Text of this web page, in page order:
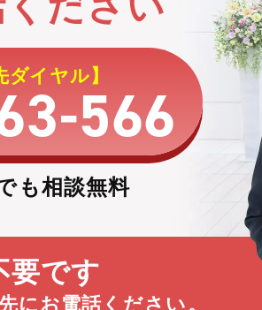
ダイヤル】
566
も相談無料
要です
にお電話ください。